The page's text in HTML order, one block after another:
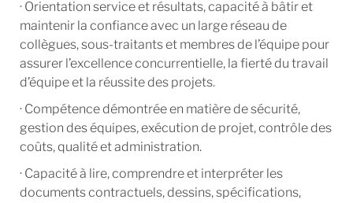
· Orientation service et résultats, capacité à bâtir et
maintenir la confiance avec un large réseau de
collègues, sous-traitants et membres de l’équipe pour
assurer l’excellence concurrentielle, la fierté du travail
d’équipe et la réussite des projets.
· Compétence démontrée en matière de sécurité,
gestion des équipes, exécution de projet, contrôle des
coûts, qualité et administration.
· Capacité à lire, comprendre et interpréter les
documents contractuels, dessins, spécifications,